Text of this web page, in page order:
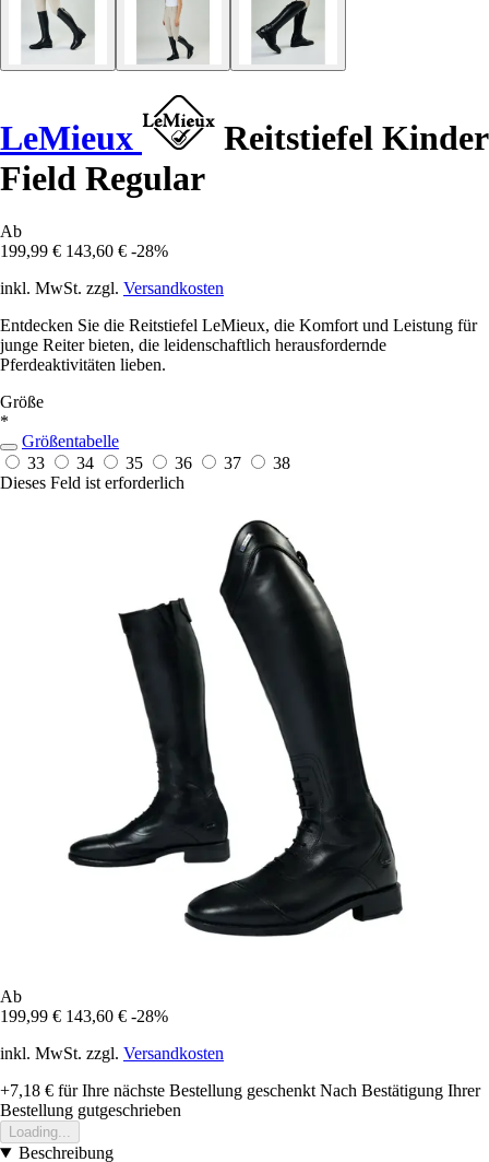
LeMieux
Reitstiefel Kinder
Field Regular
Ab
199,99 € 143,60 € -28%
inkl. MwSt. zzgl. Versandkosten
Entdecken Sie die Reitstiefel LeMieux, die Komfort und Leistung für
junge Reiter bieten, die leidenschaftlich herausfordernde
Pferdeaktivitäten lieben.
Größe
*
Größentabelle
33
34 35 36 37
38
Dieses Feld ist erforderlich
Ab
199,99 € 143,60 € -28%
inkl. MwSt. zzgl. Versandkosten
+7,18 € für Ihre nächste Bestellung geschenkt Nach Bestätigung Ihrer
Bestellung gutgeschrieben
Loading...
Beschreibung